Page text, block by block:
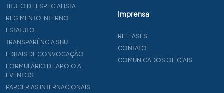
TÍTULO DE ESPECIALISTA
REGIMENTO INTERNO
ESTATUTO
TRANSPARÊNCIA SBU
EDITAIS DE CONVOCAÇÃO
FORMULÁRIO DE APOIO A
EVENTOS
PARCERIAS INTERNACIONAIS
Imprensa
RELEASES
CONTATO
COMUNICADOS OFICIAIS